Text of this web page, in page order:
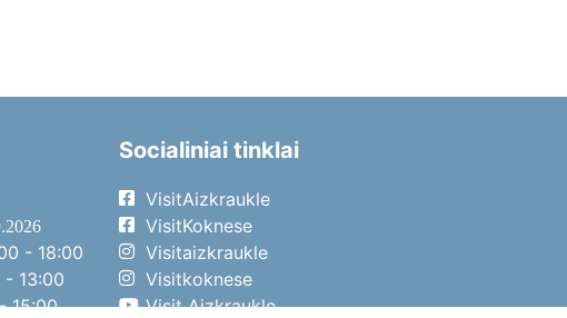
- 18:00
13:00
15:00
Socialiniai tinklai
VisitAizkraukle
VisitKoknese
Visitaizkraukle
Visitkoknese
Visit Aizkraukle